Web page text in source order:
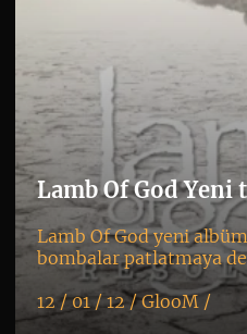
Lamb Of God Yeni
Lamb Of God yeni
bombalar patlatmaya
12 / 01 / 12 /GlooM/